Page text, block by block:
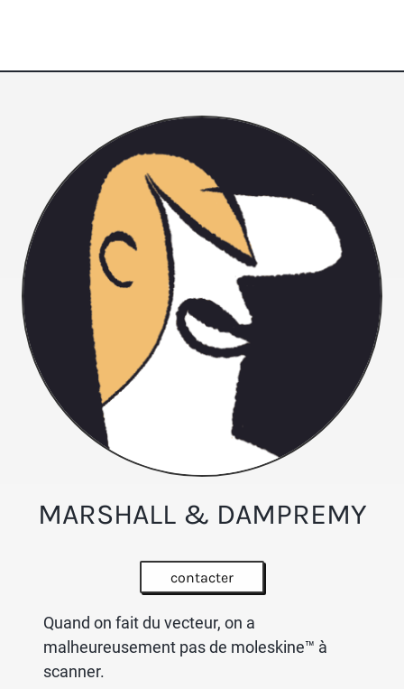
MARSHALL & DAMPREMY
contacter
Quand on fait du vecteur, on a
malheureusement pas de moleskine™ à
scanner.